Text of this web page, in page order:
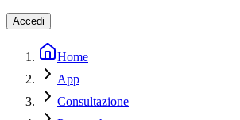
Accedi
Home
App
Consultazione